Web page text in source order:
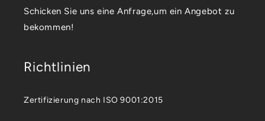
Schicken Sie uns eine Anfrage,um ein Angebot zu
bekommen!
Richtlinien
Zertifizierung nach ISO 9001:2015